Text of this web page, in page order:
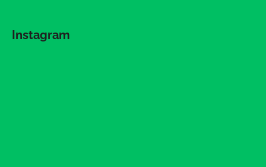
Instagram